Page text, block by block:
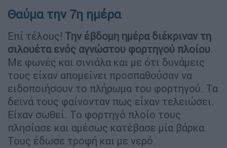
Θαύμα την 7η ημέρα
Επί τέλους! Την έβδομη ημέρα διέκριναν τη
σιλουέτα ενός αγνώστου φορτηγού πλοίου.
Με φωνές και σινιάλα και με ότι δυνάμεις
τους είχαν απομείνει προσπαθούσαν να
ειδοποιήσουν το πλήρωμα του φορτηγού. Τα
δεινά τους φαίνονταν πως είχαν τελειώσει.
Είχαν σωθεί. Το φορτηγό πλοίο τους
πλησίασε και αμέσως κατέβασε μία βάρκα.
Τους έδωσε τροφή και με νερό.